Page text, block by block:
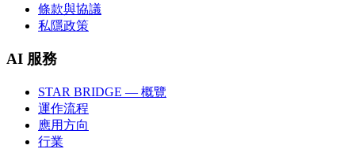
條款與協議
私隱政策
AI 服務
STAR BRIDGE — 概覽
運作流程
應用方向
行業